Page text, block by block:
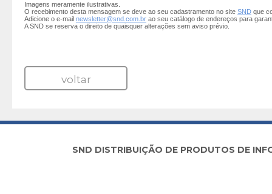
Imagens meramente ilustrativas.
O recebimento desta mensagem se deve ao seu cadastramento no site SND que
Adicione o e-mail newsletter@snd.com.br ao seu catálogo de endereços para
A SND se reserva o direito de quaisquer alterações sem aviso prévio.
voltar
SND DISTRIBUIÇÃO DE PRODUTOS DE